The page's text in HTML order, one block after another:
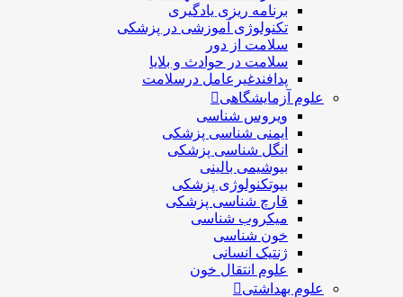
برنامه ریزی یادگیری
تکنولوژی آموزشی در پزشکی
سلامت از دور
سلامت در حوادث و بلایا
پدافندغیرعامل درسلامت
علوم آزمایشگاهی
ویروس شناسی
ایمنی شناسی پزشكی
انگل شناسی پزشکی
بیوشیمی بالینی
بیوتکنولوژی پزشکی
قارچ شناسی پزشکی
ميكروب شناسی
خون شناسی
ژنتیک انسانی
علوم انتقال خون
علوم بهداشتی